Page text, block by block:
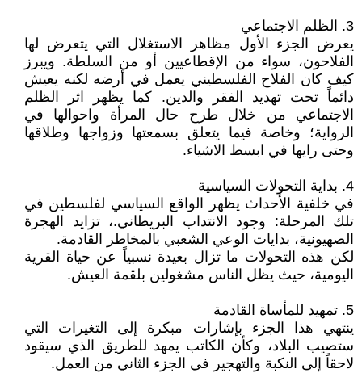
3. الظلم الاجتماعي
يعرض الجزء الأول مظاهر الاستغلال التي يتعرض لها
الفلاحون، سواء من الإقطاعيين أو من السلطة. ويبرز
كيف كان الفلاح الفلسطيني يعمل في أرضه لكنه يعيش
دائماً تحت تهديد الفقر والدين. كما يظهر اثر الظلم
الاجتماعي من خلال طرح حال المرأة واحوالها في
الرواية؛ وخاصة فيما يتعلق بسمعتها وزواجها وطلاقها
وحتى رايها في ابسط الاشياء.
4. بداية التحولات السياسية
في خلفية الأحداث يظهر الواقع السياسي لفلسطين في
تلك المرحلة: وجود الانتداب البريطاني.، تزايد الهجرة
الصهيونية، بدايات الوعي الشعبي بالمخاطر القادمة.
لكن هذه التحولات ما تزال بعيدة نسبياً عن حياة القرية
اليومية، حيث يظل الناس مشغولين بلقمة العيش.
5. تمهيد للمأساة القادمة
ينتهي هذا الجزء بإشارات مبكرة إلى التغيرات التي
ستصيب البلاد، وكأن الكاتب يمهد للطريق الذي سيقود
لاحقاً إلى النكبة والتهجير في الجزء الثاني من العمل.